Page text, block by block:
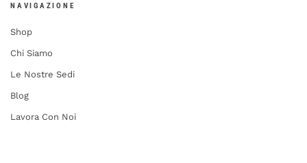
NAVIGAZIONE
Shop
Chi Siamo
Le Nostre Sedi
Blog
Lavora Con Noi